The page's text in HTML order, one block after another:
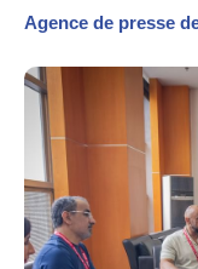
Agence de presse